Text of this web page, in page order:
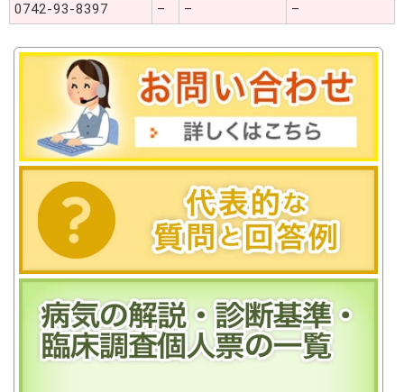
0742-93-8397
– – –